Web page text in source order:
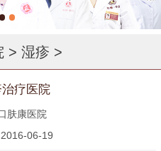
> 湿疹 >
疗医院
肤康医院
06-19